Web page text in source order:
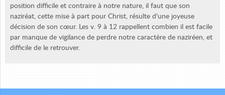
position difficile et contraire à notre nature, il faut que son
naziréat, cette mise à part pour Christ, résulte d'une joyeuse
décision de son cœur. Les v. 9 à 12 rappellent combien il est facile
par manque de vigilance de perdre notre caractère de naziréen, et
difficile de le retrouver.